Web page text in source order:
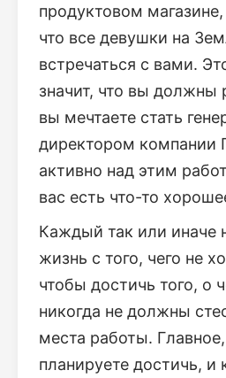
продуктовом магазине,
что все девушки на
встречаться с вами.
значит, что вы должны
вы мечтаете стать
директором компании
активно над этим
вас есть что-то
Каждый так или иначе
жизнь с того, чего не
чтобы достичь того, о
никогда не должны
места работы.
планируете достичь, и